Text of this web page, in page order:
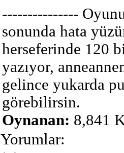
---------------
sonunda hata
herseferinde 120
yazıyor,
gelince yukarda
görebilirsin.
Oynanan: 8,841
Yorumlar: